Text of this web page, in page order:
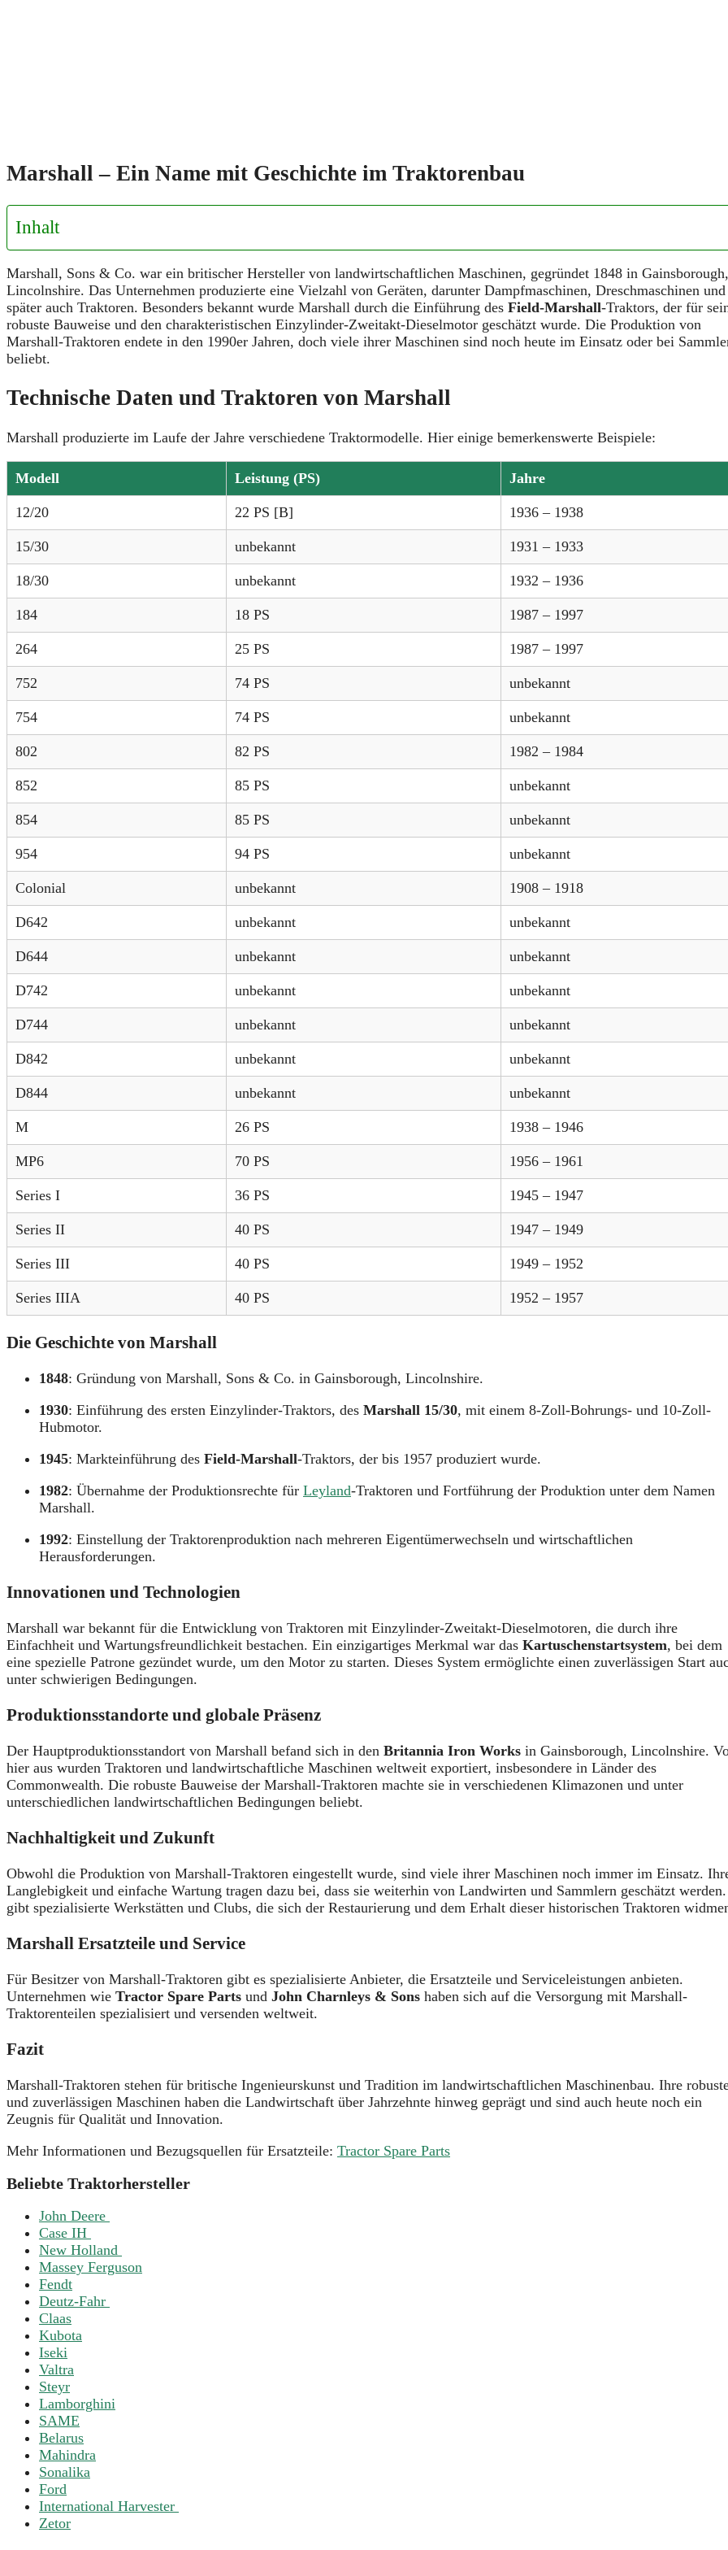
Marshall – Ein Name mit Geschichte im Traktorenbau
Inhalt
Marshall, Sons & Co. war ein britischer Hersteller von landwirtschaftlichen Maschinen, gegründet 1848 in Gainsborough,
Lincolnshire. Das Unternehmen produzierte eine Vielzahl von Geräten, darunter Dampfmaschinen, Dreschmaschinen und
später auch Traktoren. Besonders bekannt wurde Marshall durch die Einführung des Field-Marshall-Traktors, der für
robuste Bauweise und den charakteristischen Einzylinder-Zweitakt-Dieselmotor geschätzt wurde. Die Produktion von
Marshall-Traktoren endete in den 1990er Jahren, doch viele ihrer Maschinen sind noch heute im Einsatz oder bei
beliebt.
Technische Daten und Traktoren von Marshall
Marshall produzierte im Laufe der Jahre verschiedene Traktormodelle. Hier einige bemerkenswerte Beispiele:
Modell Leistung (PS) Jahre
12/20 22 PS [B] 1936 – 1938
15/30 unbekannt 1931 – 1933
18/30 unbekannt 1932 – 1936
184 18 PS 1987 – 1997
264 25 PS 1987 – 1997
752 74 PS unbekannt
754 74 PS unbekannt
802 82 PS 1982 – 1984
852 85 PS unbekannt
854 85 PS unbekannt
954 94 PS unbekannt
Colonial unbekannt 1908 – 1918
D642 unbekannt unbekannt
D644 unbekannt unbekannt
D742 unbekannt unbekannt
D744 unbekannt unbekannt
D842 unbekannt unbekannt
D844 unbekannt unbekannt
M 26 PS 1938 – 1946
MP6 70 PS 1956 – 1961
Series I 36 PS 1945 – 1947
Series II 40 PS 1947 – 1949
Series III 40 PS 1949 – 1952
Series IIIA 40 PS 1952 – 1957
Die Geschichte von Marshall
1848: Gründung von Marshall, Sons & Co. in Gainsborough, Lincolnshire.
1930: Einführung des ersten Einzylinder-Traktors, des Marshall 15/30, mit einem 8-Zoll-Bohrungs- und 10-Zoll-
Hubmotor.
1945: Markteinführung des Field-Marshall-Traktors, der bis 1957 produziert wurde.
1982: Übernahme der Produktionsrechte für Leyland-Traktoren und Fortführung der Produktion unter dem Namen
Marshall.
1992: Einstellung der Traktorenproduktion nach mehreren Eigentümerwechseln und wirtschaftlichen
Herausforderungen.
Innovationen und Technologien
Marshall war bekannt für die Entwicklung von Traktoren mit Einzylinder-Zweitakt-Dieselmotoren, die durch ihre
Einfachheit und Wartungsfreundlichkeit bestachen. Ein einzigartiges Merkmal war das Kartuschenstartsystem, bei dem
eine spezielle Patrone gezündet wurde, um den Motor zu starten. Dieses System ermöglichte einen zuverlässigen Start
unter schwierigen Bedingungen.
Produktionsstandorte und globale Präsenz
Der Hauptproduktionsstandort von Marshall befand sich in den Britannia Iron Works in Gainsborough, Lincolnshire.
hier aus wurden Traktoren und landwirtschaftliche Maschinen weltweit exportiert, insbesondere in Länder des
Commonwealth. Die robuste Bauweise der Marshall-Traktoren machte sie in verschiedenen Klimazonen und unter
unterschiedlichen landwirtschaftlichen Bedingungen beliebt.
Nachhaltigkeit und Zukunft
Obwohl die Produktion von Marshall-Traktoren eingestellt wurde, sind viele ihrer Maschinen noch immer im Einsatz.
Langlebigkeit und einfache Wartung tragen dazu bei, dass sie weiterhin von Landwirten und Sammlern geschätzt
gibt spezialisierte Werkstätten und Clubs, die sich der Restaurierung und dem Erhalt dieser historischen Traktoren
Marshall Ersatzteile und Service
Für Besitzer von Marshall-Traktoren gibt es spezialisierte Anbieter, die Ersatzteile und Serviceleistungen anbieten.
Unternehmen wie Tractor Spare Parts und John Charnleys & Sons haben sich auf die Versorgung mit Marshall-
Traktorenteilen spezialisiert und versenden weltweit.
Fazit
Marshall-Traktoren stehen für britische Ingenieurskunst und Tradition im landwirtschaftlichen Maschinenbau. Ihre
und zuverlässigen Maschinen haben die Landwirtschaft über Jahrzehnte hinweg geprägt und sind auch heute noch ein
Zeugnis für Qualität und Innovation.
Mehr Informationen und Bezugsquellen für Ersatzteile: Tractor Spare Parts
Beliebte Traktorhersteller
John Deere
Case IH
New Holland
Massey Ferguson
Fendt
Deutz-Fahr
Claas
Kubota
Iseki
Valtra
Steyr
Lamborghini
SAME
Belarus
Mahindra
Sonalika
Ford
International Harvester
Zetor